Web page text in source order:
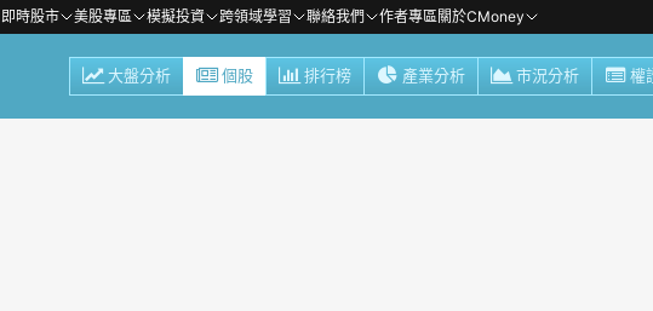
即時股市 美股專區 模擬投資 跨領域學習 聯絡我們 作者專區關於CMoney
大盤分析 個股 排行榜 產業分析 市況分析 權